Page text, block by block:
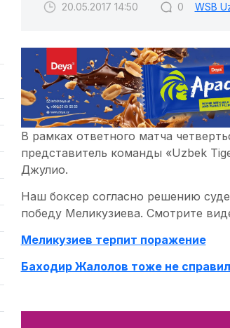
20.05.2017 14:50 0 WSB
В рамках ответного матча
представитель команды «Uzbek
Джулио.
Наш боксер согласно решению
победу Меликузиева. Смотрите
Меликузиев терпит поражение
​Баходир Жалолов тоже не